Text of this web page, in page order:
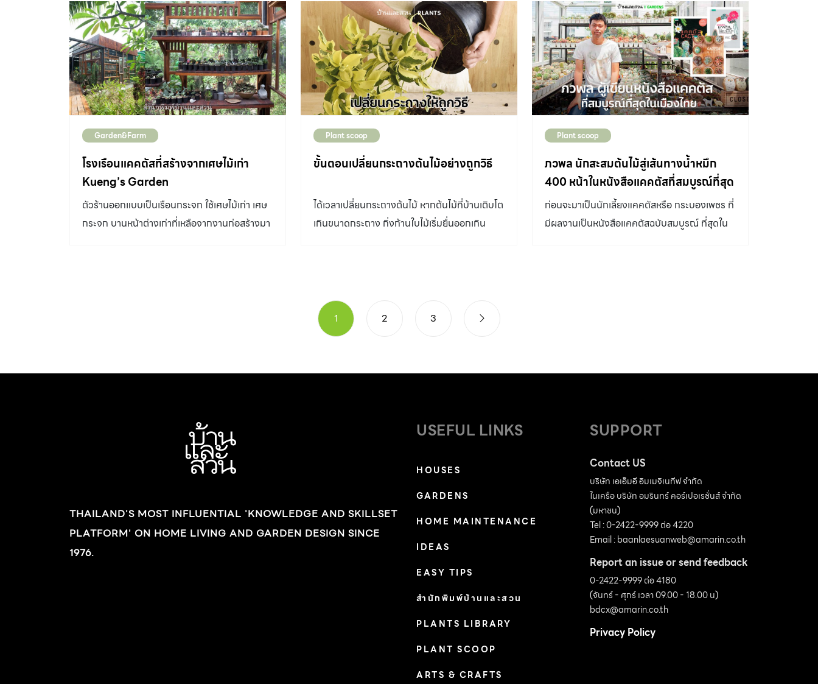
สักเท่าไร วันหนึ่งน้องชายของคุณหมอเอ ซึ่งชื่น
ชอบการเลี้ยงสัตว์ รวมถึงการปลูกต้นไม้ ได้นำแค
คตัสมาให้ 1 ถาด ตอนแรกเธอนำไปวางทิ้งไว้ในโรง
เรือนโดยไม่ได้สนใจ กระทั่งเมื่อเดินมาดูอีกที แค
คตัสในถาดเจริญเติบโตได้ดี จึงเปลี่ยนนำมาใส่
กระถางดินเผาและค่อย ๆ ตั้งวางเรียงรายในโรง
เรือน จาก 1 ถาดเป็น 2 ถาด และต่อยอดไปอีก
หลาย ๆ ต้นในเวลาต่อมา ทำให้คุณหมอเอกลับมา
ใช้งานโรงเรือนมากขึ้น เธอทดลองปลูกเลี้ยงทั้งแค
คตัสและไม้อวบน้ำ โดยหาความรู้จากหลากหลาย
ความสุขและรู้สึกผ่อนคลาย “หลังจากโรงเรือนหลัง
แรกเต็ม เราก็มาทำเพิ่มอีกหลังเพื่อขยายพันธุ์ใหม่
ของเราเอง รู้สึกเหมือนได้เป็นศิลปินที่รังสรรค์ให้
เกิดสีสันที่เป็นเอกลักษณ์สวยงามบนแคคตัสของ
เราเอง” โครงสร้างและวัสดุทำโรงเรือน คุณหมอเอ
โรงเรือนหลังเดิมที่มีปัญหารั่วซึม จนทำให้แคคตัสที่
แรงและทนทานสามารถใช้งานได้เป็นระยะเวลา
เปอร์เซ็นต์ และยังใช้โครงสร้างเหล็กทาสีขาวอม
และผ้าใบพลาสติกใสโดยรอบ สามารถดึงขึ้นเพื่อ
เปิดโล่ง และดึงลงมาคลุมเพื่อป้องกันความชื้นหรือ
ศัตรูพืชภายนอก พื้นปูไม้เทียมแผ่นยาวเช่นเดียวกับ
โดยมีร่องสำหรับระบายน้ำรอบด้าน เมื่อรดน้ำจึงไม่
เกิดน้ำท่วมขังและเป็นอันตรายกับคนที่ใช้งาน อีก
จากความชื้น ซึ่งพบได้บ่อยในแคคตัสและไม้อวบน้ำ
เทคนิคการดูแลต้นไม้ “สำหรับแคคตัสสกุลยิมโนคา
ยาวออกเพื่อให้ลมพัดพากิ่งไปตกยังที่อื่น ก่อน
กลายเป็นต้นใหม่ กระบองเพชร สกุลอิชินอปซิส
Echinopsis ลักษณะทั่วไป ทรงกลมแป้น เมื่ออายุ
มากขึ้นอาจเป็นทรงกระบอก บางชนิดเป็นต้นไม้ลำ
สูง พบได้ทั้งเป็นต้นเดี่ยวและแตกเป็นกอ ลำต้นเป็น
สัน ดอกรูปแตร ก้านยาว บานเพียงวันเดียว มี
หลายสี ส่วนใหญ่จะมีสีขาวและชมพูอ่อน บานตอน
กลางคืนและโรยตอนเช้าของวันรุ่งขึ้น ส่วนชนิดที่มี
สีสันสดใสจะบานตอนกลางวัน มีถิ่นกำเนิดในทวีป
อเมริกาใต้ แถบโบลิเวีย เปรู อาร์เจนตินา บราซิล
พบตามซอกหินหรือบริเวณดินทราย ระบายน้ำได้ดี
กระบองเพชร สกุลซีรีอุส Cereus ลักษณะทั่วไป
เป็นไม้ลำขนาดใหญ่ สูงได้ถึง 12 […]
มาก่อน ทำให้ผมได้ทราบว่านอกจากสวน
พฤกษศาสตร์สมเด็จพระนางเจ้าสิริกิติ์และ
โครงการหลวงต่างๆในจังหวัดเชียงใหม่แล้ว ยังมี
สวนพฤกษศาสตร์ อีกที่หนึ่งที่คนเชียงใหม่คุ้นเคย
เป็นอย่างดีอย่าง สวนทวีชล ไม่แปลกใจที่คน
เชียงใหม่จะรู้จักที่นี่เป็นอย่างดี เพราะที่นี่ได้เปิดให้
บริการมาตั้งแต่พ.ศ. 2548 และยังคงปรับปรุงและ
เปลี่ยนแปลงภูมิทัศน์อยู่เสมอ โดยสวน
พฤกษศาสตร์ทวีชล หรือที่คนเชียงใหม่เรียกกัน
สั้นๆว่า สวนทวีชล ตั้งอยู่ริมถนนสายเชียงใหม่-
ดอยสะเก็ด หลักกิโลเมตรที่ 10-11 บนพื้นที่ทั้งหมด
302 ไร่ ส่วนหนึ่งเป็นพื้นที่โรงแรม Horizon
Village & Resort ซึ่งนอกจากจัดเป็นสวนสำหรับ
ว่า “ผู้สูงวัยส่วนใหญ่ก็มักเลี้ยงลูกเลี้ยงหลาน ไป
มันน่าจะมีพื้นที่หนึ่งสำหรับทำสวนเพื่อเป็นแปลง
สาธิต จุดประสงค์ของสวนทวีชลเราคือศูนย์เรียนรู้
ในชีวิตการทำงานและดำรงตำแหน่งมากมายอย่าง
ยาวนาน ผมตั้งปณิธานชีวิตไว้ว่าเมื่อผมเกษียณ
แล้ว เรายังจะสามารถทำอะไรให้สังคม […]
Garden&Farm
โรงเรือนแคคตัสที่สร้างจากเศษไม้เก่า
Kueng’s Garden
ตัวร้านออกแบบเป็นเรือนกระจก ใช้เศษไม้เก่า เศษ
กระจก บานหน้าต่างเก่าที่เหลือจากงานก่อสร้างมา
Plant scoop
ขั้นตอนเปลี่ยนกระถางต้นไม้อย่างถูกวิธี
ได้เวลาเปลี่ยนกระถางต้นไม้ หากต้นไม้ที่บ้านเติบโต
เกินขนาดกระถาง กิ่งก้านใบไม้เริ่มยื่นออกเกิน
Plant scoop
ภวพล นักสะสมต้นไม้สู่เส้นทางน้ำหมึก
400 หน้าในหนังสือแคคตัสที่สมบูรณ์ที่สุด
ในเมืองไทย
ก่อนจะมาเป็นนักเลี้ยงแคคตัสหรือ กระบองเพชร ที่
มีผลงานเป็นหนังสือแคคตัสฉบับสมบูรณ์ ที่สุดใน
คาดหมายเสมอ เหมือนอย่างที่เขากำลังทำหนังสือ
เหล่าสาวก ได้ติดตามกัน เพื่อนใหม่ที่รู้จักกันตอน
ป.5 และกลายเป็นเพื่อนสนิทจนปัจจุบัน “จำได้ว่า
ตอนเด็กๆ เห็นคุณตาเลี้ยงต้นโป๊ยเซียนโดยที่ผม
เป็นลูกมือคอยช่วยหยิบกระถางหยิบดินให้มาตลอด
จนโต มาช่วงป. 5 -ป. 6 ก็เริ่มอยากปลูกต้นไม้เอง
ในยุคนั้นมาเลี้ยงดู ผมชอบรูปทรงของต้นไม้และ
ชอบสีของดอกไม้ที่ดูพิเศษ พอช่วงจังหวะที่ย้ายมา
อยู่บ้านใหม่ซึ่งมีพื้นที่กว้างขึ้น ผมก็เริ่มซื้อกล้วยไม้
มาเลี้ยงเพิ่มเติม” ช่วงแรกที่คุณโอห์มหัดเลี้ยงต้นไม้
ยังไม่มีแหล่งข้อมูลแบ่งปันทางอินเทอร์เน็ต จึงต้อง
1 2 3
THAILAND'S MOST INFLUENTIAL 'KNOWLEDGE AND SKILLSET
PLATFORM' ON HOME LIVING AND GARDEN DESIGN SINCE
1976.
USEFUL LINKS
HOUSES
GARDENS
HOME MAINTENANCE
IDEAS
EASY TIPS
สำนักพิมพ์บ้านและสวน
PLANTS LIBRARY
PLANT SCOOP
ARTS & CRAFTS
SUPPORT
Contact US
บริษัท เอเอ็มอี อิมเมจิเนทีฟ จำกัด
ในเครือ บริษัท อมรินทร์ คอร์เปอเรชั่นส์ จำกัด
(มหาชน)
Tel : 0-2422-9999 ต่อ 4220
Email :baanlaesuanweb@amarin.co.th
Report an issue or send feedback
0-2422-9999 ต่อ 4180
(จันทร์ - ศุกร์ เวลา 09.00 - 18.00 น)
bdcx@amarin.co.th
Privacy Policy